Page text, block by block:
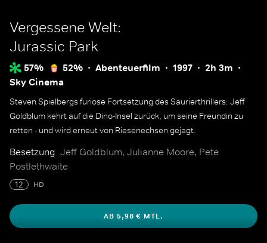
Vergessene Welt:
Jurassic Park
57% 52% Abenteuerfilm 1997
2h 3m
Sky Cinema
Steven Spielbergs furiose Fortsetzung des Saurierthrillers: Jeff
Goldblum kehrt auf die Dino-Insel zurück, um seine Freundin zu
retten - und wird erneut von Riesenechsen gejagt.
Besetzung Jeff Goldblum, Julianne Moore, Pete
Postlethwaite
12 HD
AB 5,98 € MTL.